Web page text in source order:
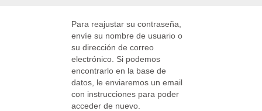
Para reajustar su contraseña,
envíe su nombre de usuario o
su dirección de correo
electrónico. Si podemos
encontrarlo en la base de
datos, le enviaremos un email
con instrucciones para poder
acceder de nuevo.